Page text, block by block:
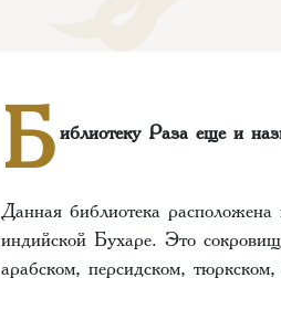
Библиотеку Раза еще и
Данная библиотека
индийской Бухаре. Это
арабском, персидском,